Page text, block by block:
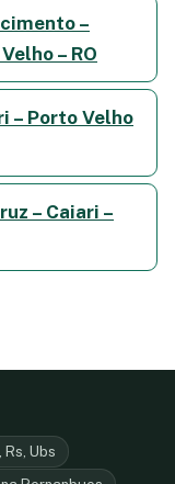
–
– RO
– Porto Velho
– Caiari –
Ubs